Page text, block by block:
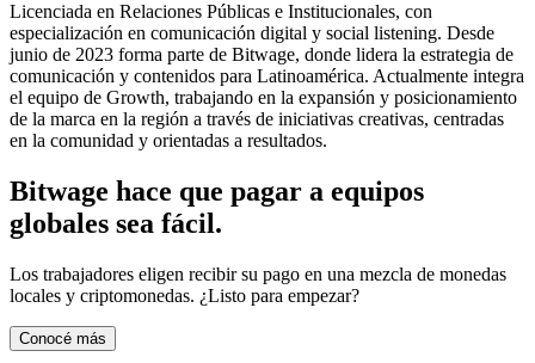
Licenciada en Relaciones Públicas e Institucionales, con
especialización en comunicación digital y social listening. Desde
junio de 2023 forma parte de Bitwage, donde lidera la estrategia de
comunicación y contenidos para Latinoamérica. Actualmente integra
el equipo de Growth, trabajando en la expansión y posicionamiento
de la marca en la región a través de iniciativas creativas, centradas
en la comunidad y orientadas a resultados.
Bitwage hace que pagar a equipos
globales sea fácil.
Los trabajadores eligen recibir su pago en una mezcla de monedas
locales y criptomonedas. ¿Listo para empezar?
Conocé más